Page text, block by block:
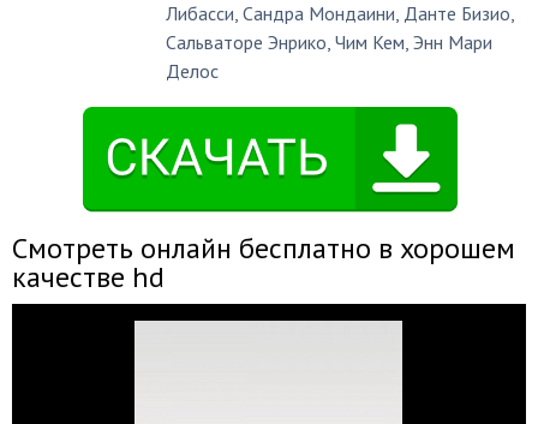
Либасси,Сандра Мондаини, Данте Бизио,
Сальваторе Энрико,Чим Кем,Энн Мари
Делос
Смотреть онлайн бесплатно в хорошем
качестве hd